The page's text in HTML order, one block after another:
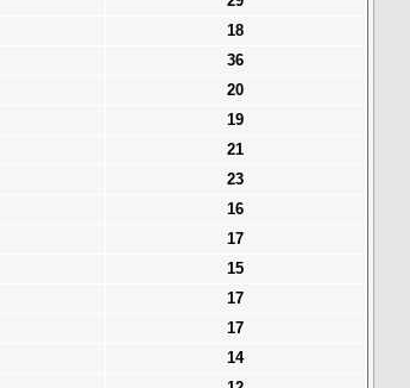
18
36
20
19
21
23
16
17
15
17
17
14